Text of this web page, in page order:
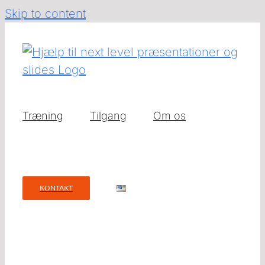
Skip to content
Træning Tilgang Om os
KONTAKT